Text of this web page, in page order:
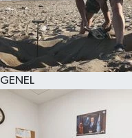
GENEL